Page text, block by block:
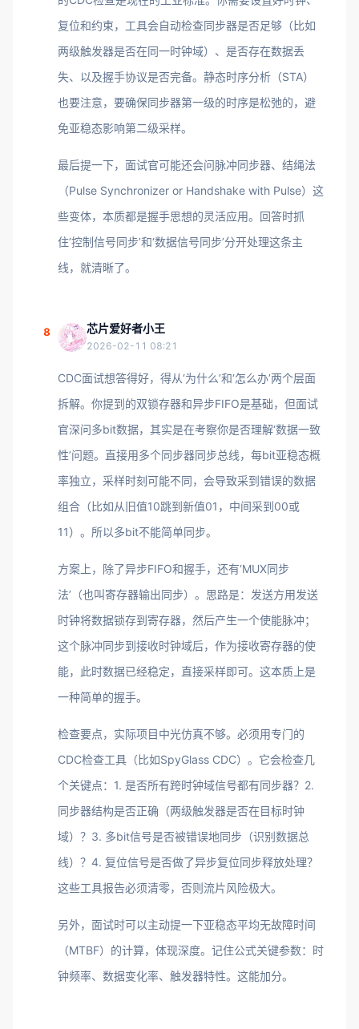
复位和约束，工具会自动检查同步器是否足够（比如
两级触发器是否在同一时钟域）、是否存在数据丢
失、以及握手协议是否完备。静态时序分析（STA）
也要注意，要确保同步器第一级的时序是松弛的，避
免亚稳态影响第二级采样。
最后提一下，面试官可能还会问脉冲同步器、结绳法
（Pulse Synchronizer or Handshake with Pulse）这
些变体，本质都是握手思想的灵活应用。回答时抓
住‘控制信号同步’和‘数据信号同步’分开处理这条主
线，就清晰了。
8 芯片爱好者小王
2026-02-11 08:21
CDC面试想答得好，得从‘为什么’和‘怎么办’两个层面
拆解。你提到的双锁存器和异步FIFO是基础，但面试
官深问多bit数据，其实是在考察你是否理解‘数据一致
性’问题。直接用多个同步器同步总线，每bit亚稳态概
率独立，采样时刻可能不同，会导致采到错误的数据
组合（比如从旧值10跳到新值01，中间采到00或
11）。所以多bit不能简单同步。
方案上，除了异步FIFO和握手，还有‘MUX同步
法’（也叫寄存器输出同步）。思路是：发送方用发送
时钟将数据锁存到寄存器，然后产生一个使能脉冲；
这个脉冲同步到接收时钟域后，作为接收寄存器的使
能，此时数据已经稳定，直接采样即可。这本质上是
一种简单的握手。
检查要点，实际项目中光仿真不够。必须用专门的
CDC检查工具（比如SpyGlass CDC）。它会检查几
个关键点：1. 是否所有跨时钟域信号都有同步器？2.
同步器结构是否正确（两级触发器是否在目标时钟
域）？3. 多bit信号是否被错误地同步（识别数据总
线）？4. 复位信号是否做了异步复位同步释放处理？
这些工具报告必须清零，否则流片风险极大。
另外，面试时可以主动提一下亚稳态平均无故障时间
（MTBF）的计算，体现深度。记住公式关键参数：时
钟频率、数据变化率、触发器特性。这能加分。